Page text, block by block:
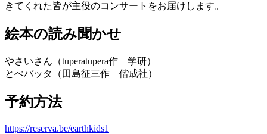
きてくれた皆が主役のコンサートをお届けします。
絵本の読み聞かせ
やさいさん（tuperatupera作 学研）
とべバッタ（田島征三作 偕成社）
予約方法
https://reserva.be/earthkids1